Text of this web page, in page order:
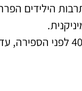
הילידים